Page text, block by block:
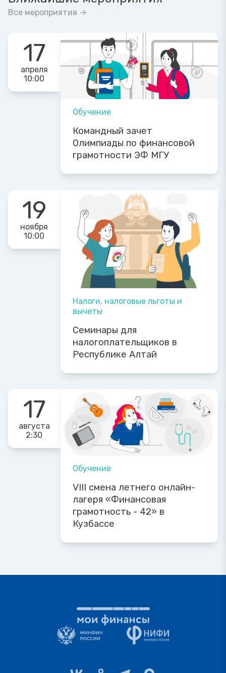
Все мероприятия →
17
апреля
10:00
Обучение
Командный зачет
Олимпиады по финансовой
грамотности ЭФ МГУ
19
ноября
10:00
Налоги, налоговые льготы и
вычеты
Семинары для
налогоплательщиков в
Республике Алтай
17
августа
2:30
Обучение
VIII смена летнего онлайн-
лагеря «Финансовая
грамотность - 42» в
Кузбассе